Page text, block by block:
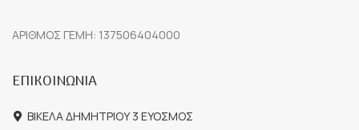
ΑΡΙΘΜΟΣ ΓΕΜΗ: 137506404000
ΕΠΙΚΟΙΝΩΝΙΑ
ΒΙΚΕΛΑ ΔΗΜΗΤΡΙΟΥ 3 ΕΥΟΣΜΟΣ